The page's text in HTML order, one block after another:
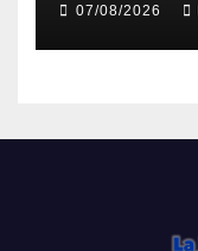
07/08/2026